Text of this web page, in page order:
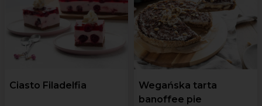
Ciasto Filadelfia
Wegańska tarta
banoffee pie